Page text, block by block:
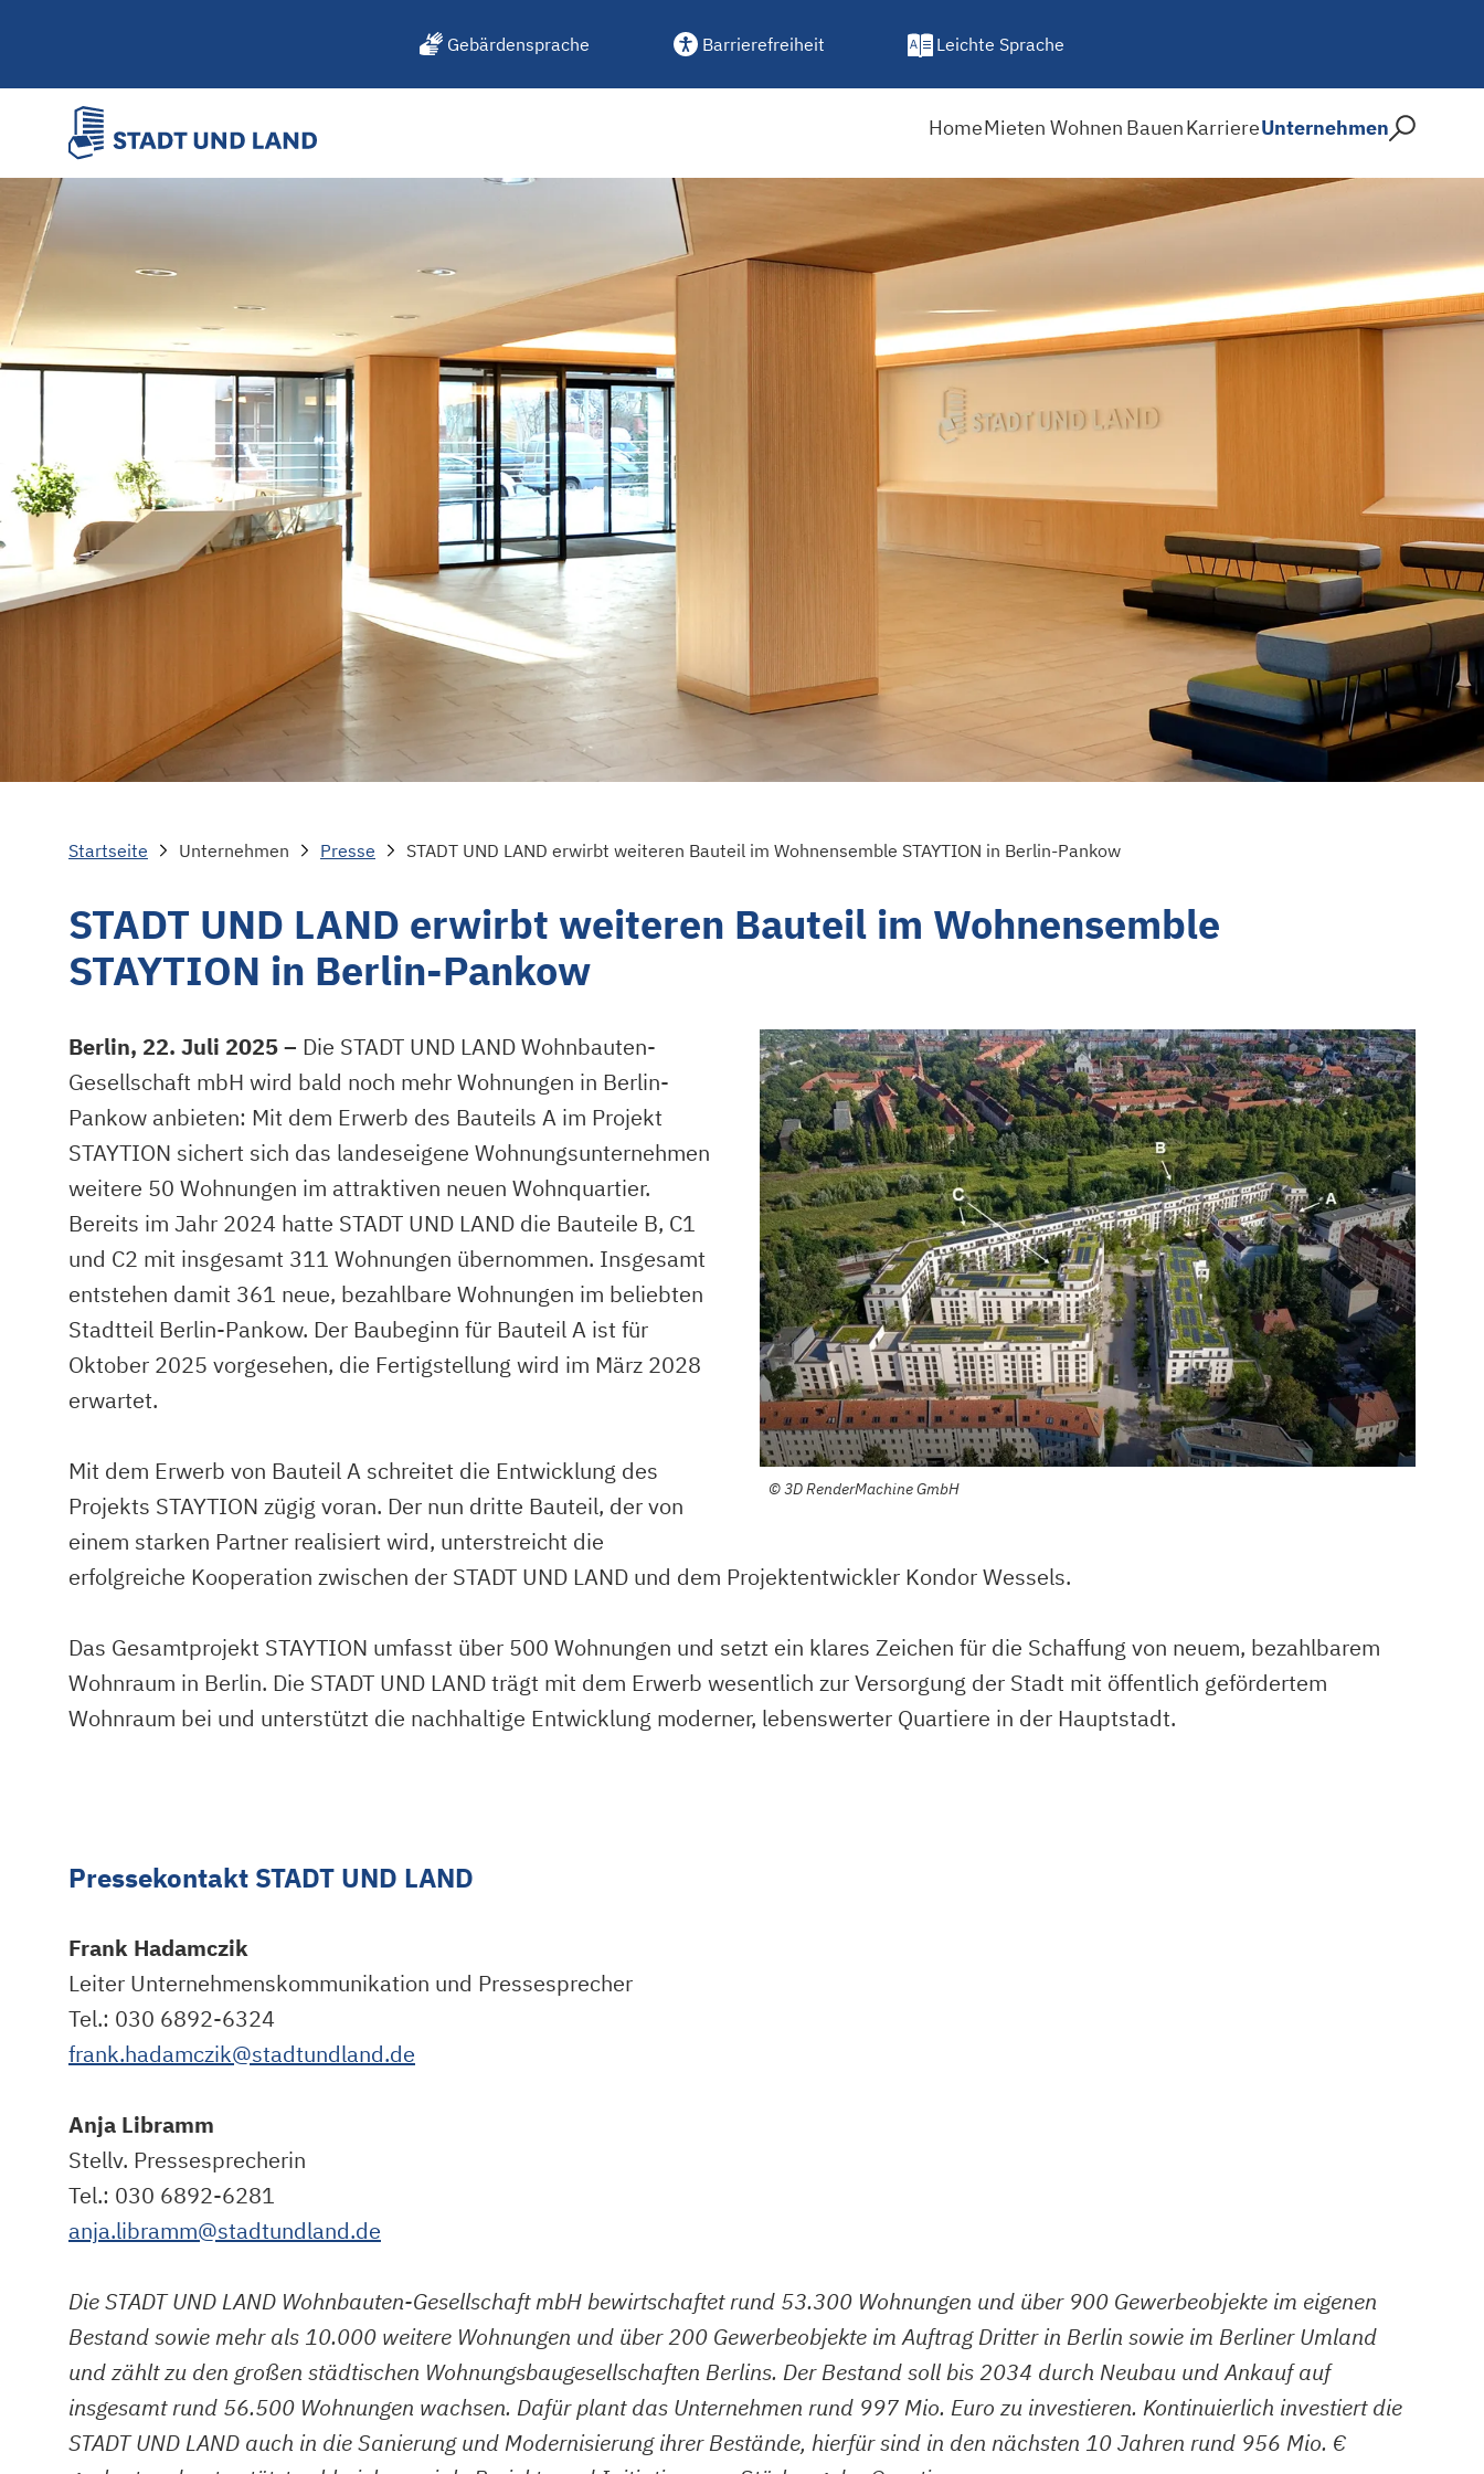
Gebärdensprache Barrierefreiheit Leichte Sprache
HomeMieten Wohnen BauenKarriereUnternehmen
STADT UND LAND erwirbt weiteren Bauteil im Wohnensemble STAYTION in
Startseite Unternehmen Presse STADT UND LAND erwirbt weiteren Bauteil im Wohnensemble STAYTION in Berlin-Pankow
STADT UND LAND erwirbt weiteren Bauteil im Wohnensemble
STAYTION in Berlin-Pankow
©3D RenderMachine GmbH
Berlin, 22. Juli 2025 – Die STADT UND LAND Wohnbauten-
Gesellschaft mbH wird bald noch mehr Wohnungen in Berlin-
Pankow anbieten: Mit dem Erwerb des Bauteils A im Projekt
STAYTION sichert sich das landeseigene Wohnungsunternehmen
weitere 50 Wohnungen im attraktiven neuen Wohnquartier.
Bereits im Jahr 2024 hatte STADT UND LAND die Bauteile B, C1
und C2 mit insgesamt 311 Wohnungen übernommen. Insgesamt
entstehen damit 361 neue, bezahlbare Wohnungen im beliebten
Stadtteil Berlin-Pankow. Der Baubeginn für Bauteil A ist für
Oktober 2025 vorgesehen, die Fertigstellung wird im März 2028
erwartet.
Mit dem Erwerb von Bauteil A schreitet die Entwicklung des
Projekts STAYTION zügig voran. Der nun dritte Bauteil, der von
einem starken Partner realisiert wird, unterstreicht die
erfolgreiche Kooperation zwischen der STADT UND LAND und dem Projektentwickler Kondor Wessels.
Das Gesamtprojekt STAYTION umfasst über 500 Wohnungen und setzt ein klares Zeichen für die Schaffung von neuem, bezahlbarem
Wohnraum in Berlin. Die STADT UND LAND trägt mit dem Erwerb wesentlich zur Versorgung der Stadt mit öffentlich gefördertem
Wohnraum bei und unterstützt die nachhaltige Entwicklung moderner, lebenswerter Quartiere in der Hauptstadt.
Pressekontakt STADT UND LAND
Frank Hadamczik
Leiter Unternehmenskommunikation und Pressesprecher
Tel.: 030 6892-6324
frank.hadamczik@stadtundland.de
Anja Libramm
Stellv. Pressesprecherin
Tel.: 030 6892-6281
anja.libramm@stadtundland.de
Die STADT UND LAND Wohnbauten-Gesellschaft mbH bewirtschaftet rund 53.300 Wohnungen und über 900 Gewerbeobjekte im eigenen
Bestand sowie mehr als 10.000 weitere Wohnungen und über 200 Gewerbeobjekte im Auftrag Dritter in Berlin sowie im Berliner Umland
und zählt zu den großen städtischen Wohnungsbaugesellschaften Berlins. Der Bestand soll bis 2034 durch Neubau und Ankauf auf
insgesamt rund 56.500 Wohnungen wachsen. Dafür plant das Unternehmen rund 997 Mio. Euro zu investieren. Kontinuierlich investiert die
STADT UND LAND auch in die Sanierung und Modernisierung ihrer Bestände, hierfür sind in den nächsten 10 Jahren rund 956 Mio. €